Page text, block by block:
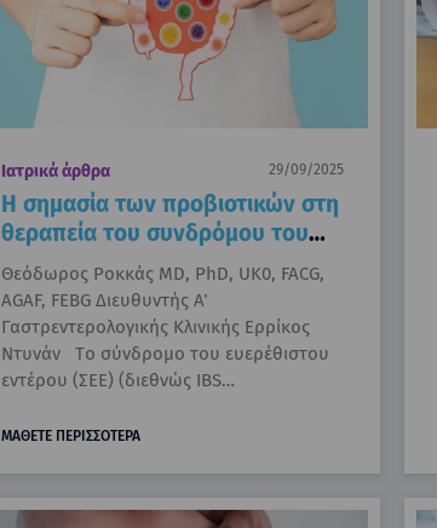
Ιατρικά άρθρα 29/09/2025
Η σημασία των προβιοτικών στη
θεραπεία του συνδρόμου του
ευερέθιστου εντέρου
Θεόδωρος Ροκκάς MD, PhD, UK0, FACG,
AGAF, FEBG Διευθυντής Α΄
Γαστρεντερολογικής Κλινικής Ερρίκος
Ντυνάν Tο σύνδρομο του ευερέθιστου
εντέρου (ΣΕΕ) (διεθνώς IBS…
ΜΑΘΕΤΕ ΠΕΡΙΣΣΟΤΕΡΑ